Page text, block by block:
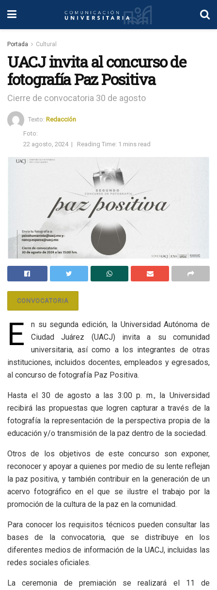
Portada Cultural
UACJ invita al concurso de
fotografía Paz Positiva
Cierre de convocatoria 30 de agosto
Texto: Redacción
Foto:
22 agosto, 2024| Reading Time: 1 mins read
CONVOCATORIA
E
n su segunda edición, la Universidad Autónoma de
Ciudad Juárez (UACJ) invita a su comunidad
universitaria, así como a los integrantes de otras
instituciones, incluidos docentes, empleados y egresados,
al concurso de fotografía Paz Positiva.
Hasta el 30 de agosto a las 3:00 p. m., la Universidad
recibirá las propuestas que logren capturar a través de la
fotografía la representación de la perspectiva propia de la
educación y/o transmisión de la paz dentro de la sociedad.
Otros de los objetivos de este concurso son exponer,
reconocer y apoyar a quienes por medio de su lente reflejan
la paz positiva, y también contribuir en la generación de un
acervo fotográfico en el que se ilustre el trabajo por la
promoción de la cultura de la paz en la comunidad.
Para conocer los requisitos técnicos pueden consultar las
bases de la convocatoria, que se distribuye en los
diferentes medios de información de la UACJ, incluidas las
redes sociales oficiales.
La ceremonia de premiación se realizará el 11 de